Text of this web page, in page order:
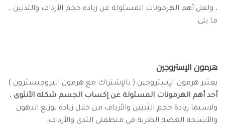
، ولعل أهم الهرمونات المسئولة عن زيادة حجم الأرداف والثديين ،
ما يلى
هرمون الإستروجين
يعتبر هرمون الإستروجين ( بالإشتراك مع هرمون البروجيسترون )
أحد أهم الهرمونات المسئولة عن إكساب الجسم شكله الأنثوى ،
ولاسيما زيادة حجم الثديين والأرداف من خلال زيادة توزيع الدهون
والأنسجة الغضة الطرية فى منطقتى الثدى والأرداف.